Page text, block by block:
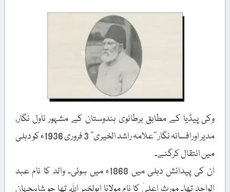
وکی پیڈیا کے مطابق برطانوی ہندوستان کے مشہور ناول نگار،
مدیر اورافسانہ نگار ’’علامہ راشد الخیری‘‘ 3 فروری 1936ء کو دہلی
میں انتقال کرگئے۔
ان کی پیدائش دہلی میں 1868ء میں ہوئی۔ والد کا نام عبد